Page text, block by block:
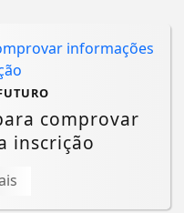
comprovar
inscrição